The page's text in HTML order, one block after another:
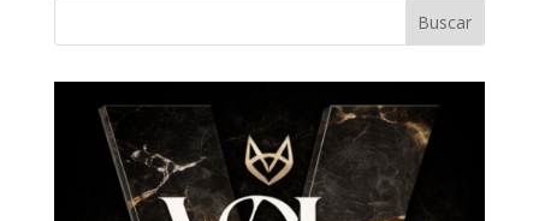
Buscar